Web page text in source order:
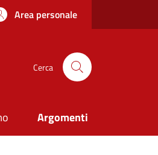
Area personale
Cerca
Argomenti